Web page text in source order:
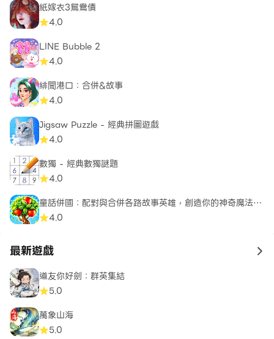
紙嫁衣3鴛鴦債
4.0
LINE Bubble 2
4.0
緋聞港口：合併&故事
4.0
Jigsaw Puzzle - 經典拼圖遊戲
4.0
數獨 - 經典數獨謎題
4.0
童話併國：配對與合併各路故事英雄，創造你的神奇魔法世
界4.0
最新遊戲 to
道友你好劍：群英集結
5.0
萬象山海
5.0